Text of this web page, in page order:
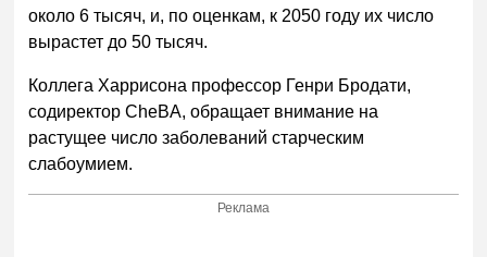
около 6 тысяч, и, по оценкам, к 2050 году их число
вырастет до 50 тысяч.
Коллега Харрисона профессор Генри Бродати,
содиректор CheBA, обращает внимание на
растущее число заболеваний старческим
слабоумием.
Реклама